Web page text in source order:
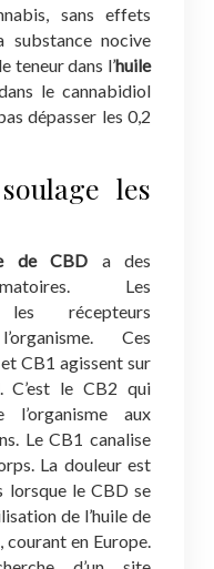
sans effets
substance nocive
teneur dans l’huile
le cannabidiol
dépasser les 0,2
les
de CBD a des
Les
récepteurs
Ces
CB1 agissent sur
C’est le CB2 qui
aux
Le CB1 canalise
La douleur est
lorsque le CBD se
de l’huile de
courant en Europe.